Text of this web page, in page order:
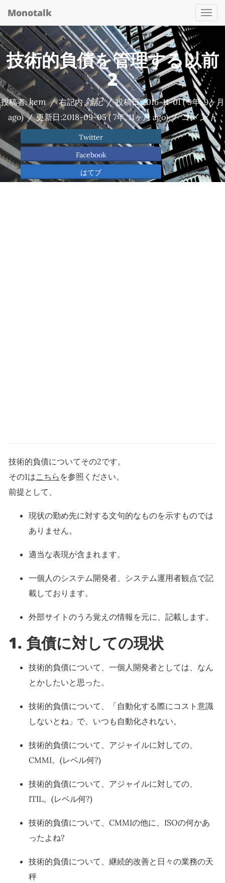
Monotalk
技術的負債を管理する以前
2
投稿者:kem / 右記内雑記 / 投稿日:2016-11-01( 9年, 9ヶ月
ago) / 更新日:2018-09-05( 7年, 11ヶ月 ago) / コメント
Twitter
Facebook
はてブ
技術的負債についてその2です。
その1はこちら を参照ください。
前提として、
現状の勤め先に対する文句的なものを示すものでは
ありません。
適当な表現が含まれます。
一個人のシステム開発者、システム運用者観点で記
載しております。
外部サイトのうろ覚えの情報を元に、記載します。
1. 負債に対しての現状
技術的負債について、一個人開発者としては、なん
とかしたいと思った。
技術的負債について、「自動化する際にコスト意識
しないとね」で、いつも自動化されない。
技術的負債について、アジャイルに対しての、
CMMI。(レベル何?)
技術的負債について、アジャイルに対しての、
ITIL。(レベル何?)
技術的負債について、CMMIの他に、ISOの何かあ
ったよね?
技術的負債について、継続的改善と日々の業務の天
秤